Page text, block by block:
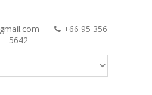
+66 95 356
5642